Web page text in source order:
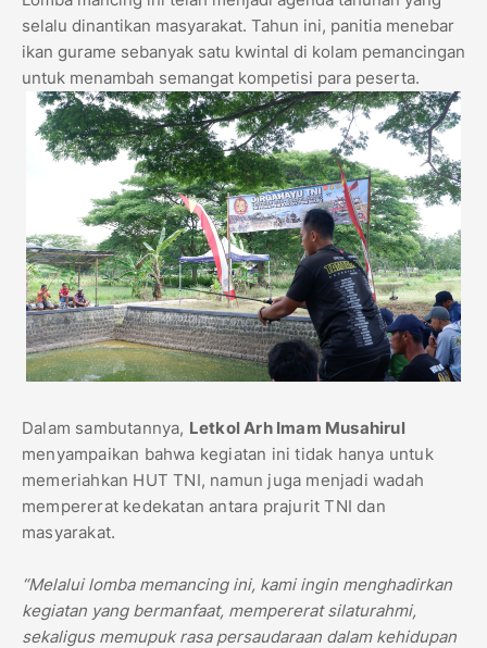
selalu dinantikan masyarakat. Tahun ini, panitia menebar
ikan gurame sebanyak satu kwintal di kolam pemancingan
untuk menambah semangat kompetisi para peserta.
Dalam sambutannya, Letkol Arh Imam Musahirul
menyampaikan bahwa kegiatan ini tidak hanya untuk
memeriahkan HUT TNI, namun juga menjadi wadah
mempererat kedekatan antara prajurit TNI dan
masyarakat.
“Melalui lomba memancing ini, kami ingin menghadirkan
kegiatan yang bermanfaat, mempererat silaturahmi,
sekaligus memupuk rasa persaudaraan dalam kehidupan